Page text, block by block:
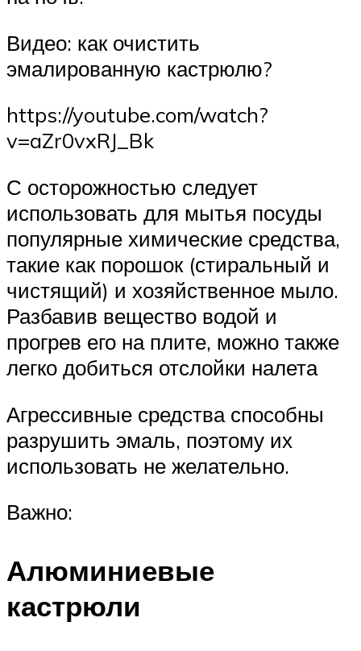
Видео: как очистить
эмалированную кастрюлю?
https://youtube.com/watch?
v=aZr0vxRJ_Bk
С осторожностью следует
использовать для мытья посуды
популярные химические средства,
такие как порошок (стиральный и
чистящий) и хозяйственное мыло.
Разбавив вещество водой и
прогрев его на плите, можно также
легко добиться отслойки налета
Агрессивные средства способны
разрушить эмаль, поэтому их
использовать не желательно.
Важно:
Алюминиевые
кастрюли